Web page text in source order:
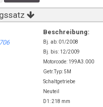
Beschreibung:
Bj. ab: 01/2008
Bj. bis: 12/2009
Motorcode: 199A3.000
Getr.Typ: 5M
Schaltgetriebe
Neuteil
D1: 218 mm